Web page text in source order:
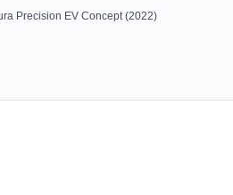
Precision EV Concept (2022)